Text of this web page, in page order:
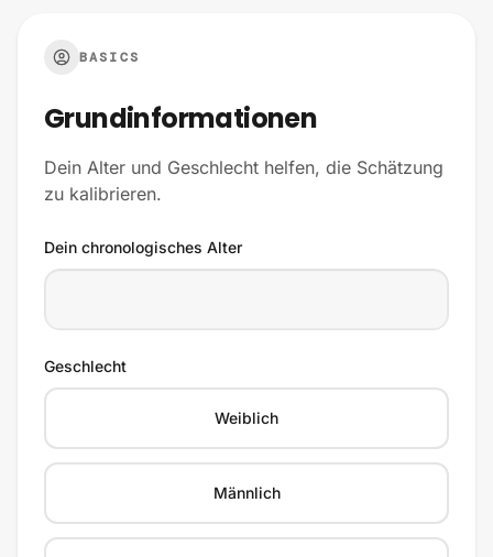
BASICS
Grundinformationen
Dein Alter und Geschlecht helfen, die Schätzung
zu kalibrieren.
Dein chronologisches Alter
Geschlecht
Weiblich
Männlich